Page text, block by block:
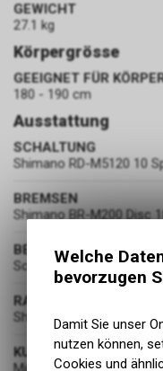
GEWICHT
27.1 kg
Körpergrösse
GEEIGNET FÜR
180 - 190 cm
Ausstattung
SCHALTUNG
Shimano RD-M5120 10
BREMSEN
Shimano BR-M200 Disc
BEREIFUNG
Schwalbe Energizer
RADSATZ
Shimano HB-MT200 /
KURBELGARNITUR
Welche
bevorzugen
Damit Sie unser
nutzen können,
Cookies und